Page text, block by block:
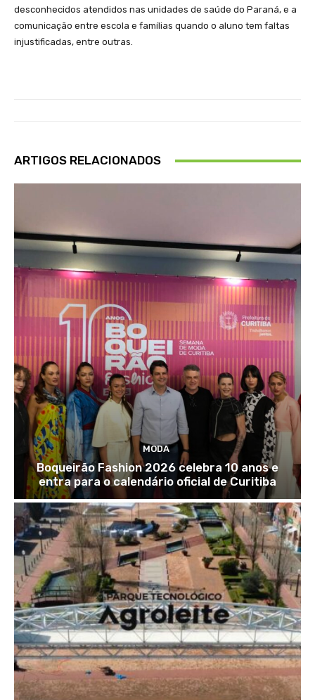
desconhecidos atendidos nas unidades de saúde do Paraná, e a
comunicação entre escola e famílias quando o aluno tem faltas
injustificadas, entre outras.
ARTIGOS RELACIONADOS
MODA
Boqueirão Fashion 2026 celebra 10 anos e
entra para o calendário oficial de Curitiba